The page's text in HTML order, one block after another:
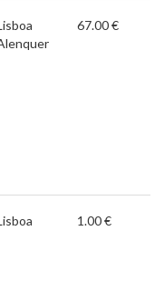
67.00 €
1.00 €